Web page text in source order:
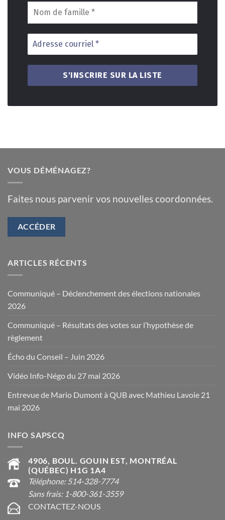
VOUS DÉMÉNAGEZ?
Faites nous parvenir vos nouvelles coordonnées.
ACCÉDER
ARTICLES RÉCENTS
Communiqué – Déclenchement des élections nationales
2026
Communiqué – Résultats des votes sur l’hypothèse de
règlement
Écho du Conseil – Juin 2026
Vidéo Info-Négo du 27 mai 2026
Entrevue de Mario Dumont à QUB avec Mathieu Lavoie 21
mai 2026
INFO SAPSCQ
4906, BOUL. GOUIN EST, MONTRÉAL
(QUÉBEC) H1G 1A4
Téléphone: 514-328-7774
Sans frais: 1-800-361-3559
CONTACTEZ-NOUS